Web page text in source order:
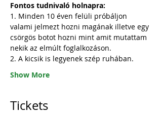
Fontos tudnivaló holnapra:
1. Minden 10 éven felüli próbáljon
valami jelmezt hozni magának illetve egy
csörgös botot hozni mint amit mutattam
nekik az elmúlt foglalkozáson.
2. A kicsik is legyenek szép ruhában.
Show More
Tickets